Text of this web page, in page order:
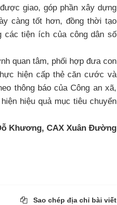
giao, góp phần xây dựng
càng tốt hơn, đồng thời tạo
các tiện ích của công dân số
quan tâm, phối hợp đưa con
hiện cấp thẻ căn cước và
thông báo của Công an xã,
hiệu quả mục tiêu chuyển
Khương, CAX Xuân Đường
Sao chép địa chỉ bài viết